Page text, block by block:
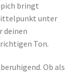
bringt
unter
deinen
Ton.
Ob als